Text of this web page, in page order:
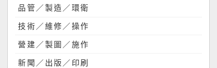
品管／製造／環衛
技術／維修／操作
營建／製圖／施作
新聞／出版／印刷